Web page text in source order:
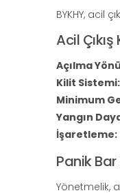
BYKHY, acil
Acil
Açılma
Kilit Sistemi:
Minimum
Yangın
İşaretleme:
Panik
Yönetmelik,